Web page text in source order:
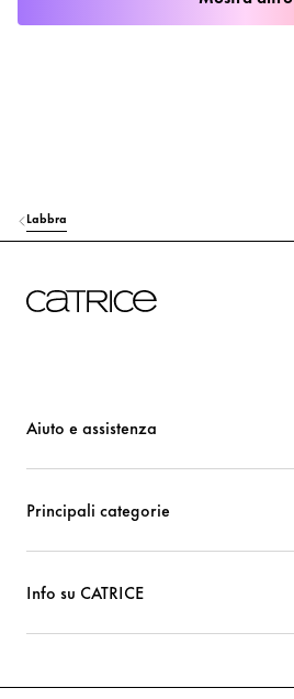
Labbra
Aiuto e assistenza
Principali categorie
Info su CATRICE